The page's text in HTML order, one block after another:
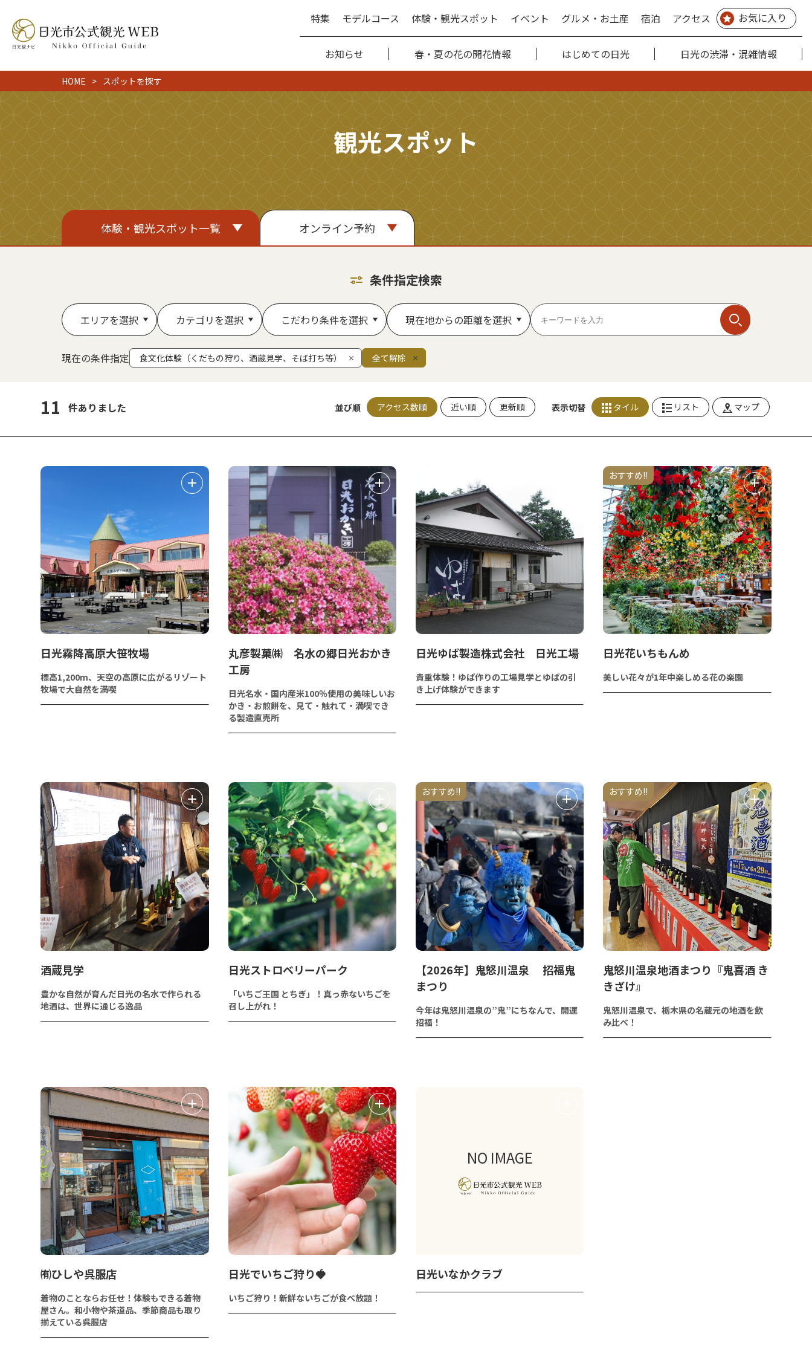
特集 モデルコース 体験・観光スポット イベント グルメ・お土産 宿泊 アクセス お気に入り
お知らせ 春・夏の花の開花情報 はじめての日光 日光の渋滞・混雑情報
HOME スポットを探す
観光スポット
体験・観光スポット一覧 オンライン予約
条件指定検索
エリアを選択 カテゴリを選択 こだわり条件を選択 現在地からの距離を選択
現在の条件指定 食文化体験（くだもの狩り、酒蔵見学、そば打ち等） 全て解除
11 件ありました 並び順 アクセス数順 近い順 更新順 表示切替 タイル リスト マップ
日光霧降高原大笹牧場
標高1,200m、天空の高原に広がるリゾート
牧場で大自然を満喫
丸彦製菓㈱ 名水の郷日光おかき
工房
日光名水・国内産米100％使用の美味しいお
かき・お煎餅を、見て・触れて・満喫でき
る製造直売所
日光ゆば製造株式会社 日光工場
貴重体験！ゆば作りの工場見学とゆばの引
き上げ体験ができます
おすすめ!!
日光花いちもんめ
美しい花々が1年中楽しめる花の楽園
酒蔵見学
豊かな自然が育んだ日光の名水で作られる
地酒は、世界に通じる逸品
日光ストロベリーパーク
「いちご王国 とちぎ」！真っ赤ないちごを
召し上がれ！
おすすめ!!
【2026年】鬼怒川温泉 招福鬼
まつり
今年は鬼怒川温泉の”鬼”にちなんで、開運
招福！
おすすめ!!
鬼怒川温泉地酒まつり『鬼喜酒 き
きざけ』
鬼怒川温泉で、栃木県の名蔵元の地酒を飲
み比べ！
㈲ひしや呉服店
着物のことならお任せ！体験もできる着物
屋さん。和小物や茶道品、季節商品も取り
揃えている呉服店
日光でいちご狩り🍓
いちご狩り！新鮮ないちごが食べ放題！
NO IMAGE
日光いなかクラブ